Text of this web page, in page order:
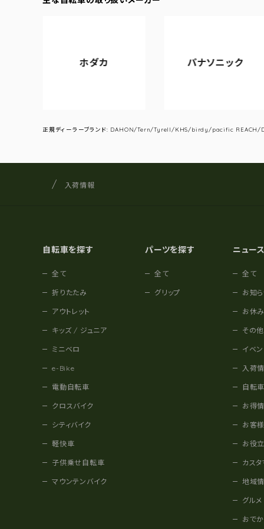
ホダカ パナソニック
正規ディーラーブランド: DAHON/Tern/Tyrell/KHS/birdy/pacific
サイト内の現在地
サイクルショップナカゴヤ
入荷情報
自転車を探す
全て
折りたたみ
アウトレット
キッズ / ジュニア
ミニベロ
e-Bike
電動自転車
クロスバイク
シティバイク
軽快車
子供乗せ自転車
マウンテンバイク
パーツを探す
全て
グリップ
ニュー
全て
お知
お休
その
イベン
入荷
自転
お得
お客様
お役
カス
地域
グルメ
おで